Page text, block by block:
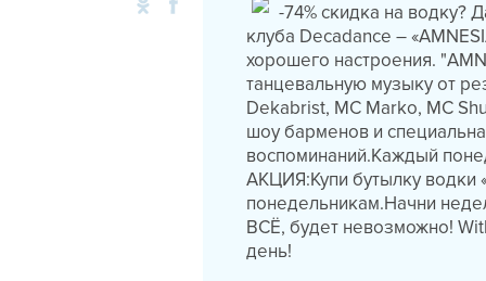
-74% скидка на водку?
клуба Decadance –
хорошего настроения.
танцевальную музыку от
Dekabrist, MC Marko, MC
шоу барменов и
воспоминаний.Каждый
АКЦИЯ:Купи бутылку водки
понедельникам.Начни
ВСЁ, будет невозможно!
день!